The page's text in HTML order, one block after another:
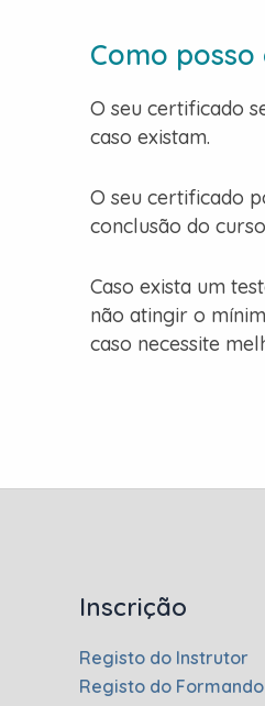
Como
O seu certificado
caso existam.
O seu certificado
conclusão do
Caso exista um
não atingir o
caso necessite
Inscrição
Registo do Instrutor
Registo do Formando